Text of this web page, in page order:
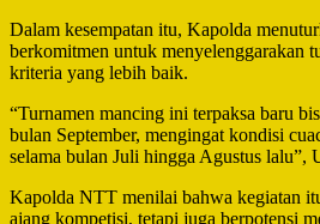
Dalam kesempatan itu, Kapolda
berkomitmen untuk menyelenggarakan
kriteria yang lebih baik.
“Turnamen mancing ini terpaksa baru
bulan September, mengingat kondisi
selama bulan Juli hingga Agustus lalu”,
Kapolda NTT menilai bahwa kegiatan
ajang kompetisi, tetapi juga berpotensi